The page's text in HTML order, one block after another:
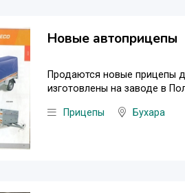
Новые автоприцепы
Продаются новые прицепы
изготовлены на заводе в
Прицепы Бухара